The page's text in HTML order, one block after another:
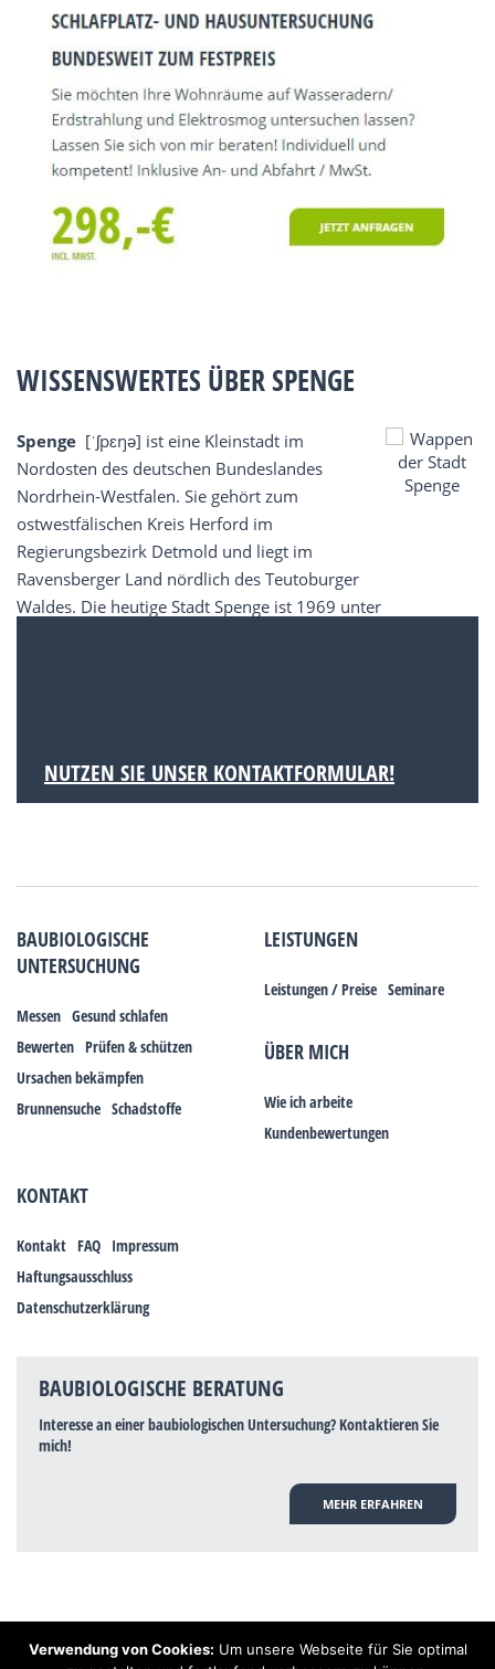
WISSENSWERTES ÜBER SPENGE
Spenge [ˈʃpɛŋə] ist eine Kleinstadt im
Nordosten des deutschen Bundeslandes
Nordrhein-Westfalen. Sie gehört zum
ostwestfälischen Kreis Herford im
Regierungsbezirk Detmold und liegt im
Ravensberger Land nördlich des Teutoburger
Waldes. Die heutige Stadt Spenge ist 1969 unter
NUTZEN SIE UNSER KONTAKTFORMULAR!
BAUBIOLOGISCHE
UNTERSUCHUNG
Messen Gesund schlafen
Bewerten Prüfen & schützen
Ursachen bekämpfen
Brunnensuche Schadstoffe
LEISTUNGEN
Leistungen / Preise Seminare
ÜBER MICH
Wie ich arbeite
Kundenbewertungen
KONTAKT
Kontakt FAQ Impressum
Haftungsausschluss
Datenschutzerklärung
BAUBIOLOGISCHE BERATUNG
Interesse an einer baubiologischen Untersuchung? Kontaktieren Sie
mich!
MEHR ERFAHREN
Hinweis: Trotz zahlreicher Studien, die einen Zusammenhang zwischen
Verwendung von Cookies: Um unsere Webseite für Sie optimal